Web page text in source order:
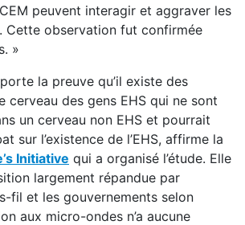
peuvent interagir et aggraver les
Cette observation fut confirmée
»
la preuve qu’il existe des
cerveau des gens EHS qui ne sont
un cerveau non EHS et pourrait
sur l’existence de l’EHS, affirme la
Initiative qui a organisé l’étude. Elle
largement répandue par
fil et les gouvernements selon
aux micro-ondes n’a aucune